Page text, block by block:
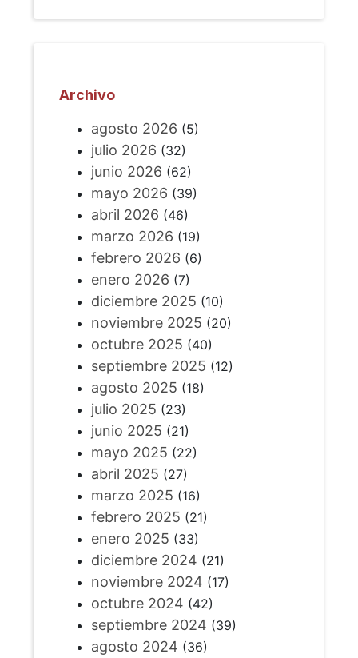
Archivo
agosto 2026 (5)
julio 2026 (32)
junio 2026 (62)
mayo 2026 (39)
abril 2026 (46)
marzo 2026 (19)
febrero 2026 (6)
enero 2026 (7)
diciembre 2025 (10)
noviembre 2025 (20)
octubre 2025 (40)
septiembre 2025 (12)
agosto 2025 (18)
julio 2025 (23)
junio 2025 (21)
mayo 2025 (22)
abril 2025 (27)
marzo 2025 (16)
febrero 2025 (21)
enero 2025 (33)
diciembre 2024 (21)
noviembre 2024 (17)
octubre 2024 (42)
septiembre 2024 (39)
agosto 2024 (36)